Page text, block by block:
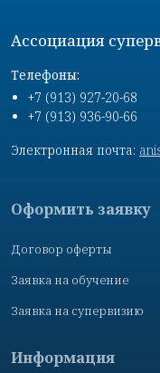
Ассоциация
Телефоны:
+7 (913) 927-20-68
+7 (913) 936-90-66
Электронная почта:
Оформить заявку
Договор оферты
Заявка на обучение
Заявка на супервизию
Информация